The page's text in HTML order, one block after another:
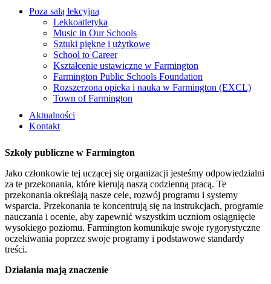
Poza salą lekcyjną
Lekkoatletyka
Music in Our Schools
Sztuki piękne i użytkowe
School to Career
Kształcenie ustawiczne w Farmington
Farmington Public Schools Foundation
Rozszerzona opieka i nauka w Farmington (EXCL)
Town of Farmington
Aktualności
Kontakt
Szkoły publiczne w Farmington
Jako członkowie tej uczącej się organizacji jesteśmy odpowiedzialni
za te przekonania, które kierują naszą codzienną pracą. Te
przekonania określają nasze cele, rozwój programu i systemy
wsparcia. Przekonania te koncentrują się na instrukcjach, programie
nauczania i ocenie, aby zapewnić wszystkim uczniom osiągnięcie
wysokiego poziomu. Farmington komunikuje swoje rygorystyczne
oczekiwania poprzez swoje programy i podstawowe standardy
treści.
Działania mają znaczenie